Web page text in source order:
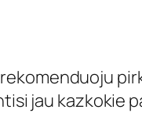
jau kazkokie